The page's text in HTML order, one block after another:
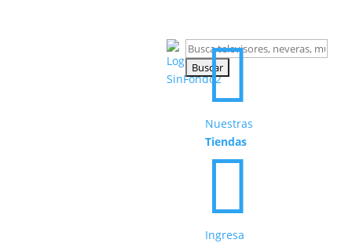
Buscar:
Nuestras
Tiendas

Ingresa